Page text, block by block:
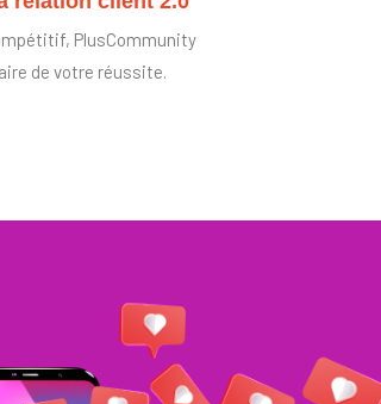
PlusCommunity
de votre réussite.